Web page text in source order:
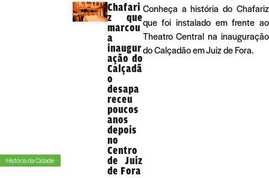
História da Cidade
Chafari
z que
marcou
a
inaugur
ação do
Calçadã
o
desapa
receu
poucos
anos
depois
no
Centro
de Juiz
de Fora
Conheça a história do Chafariz
que foi instalado em frente ao
Theatro Central na inauguração
do Calçadão em Juiz de Fora.